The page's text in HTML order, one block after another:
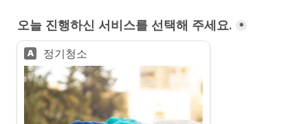
오늘 진행하신 서비스를 선택해 주세요. *
A 정기청소